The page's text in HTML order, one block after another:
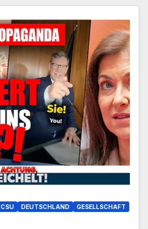
CSU DEUTSCHLAND
GESELLSCHAFT